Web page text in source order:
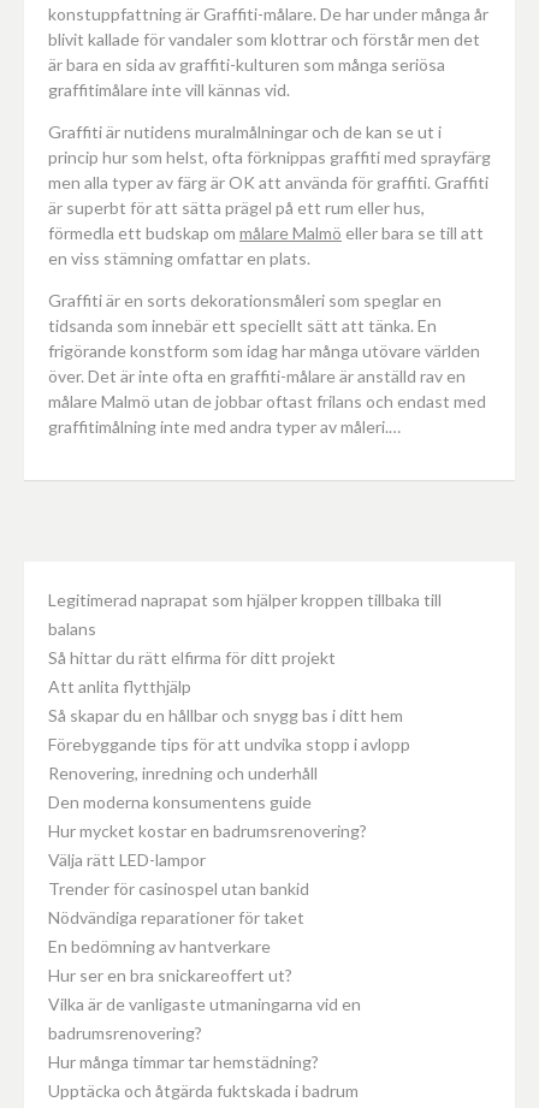
konstuppfattning är Graffiti-målare. De har under många år
blivit kallade för vandaler som klottrar och förstår men det
är bara en sida av graffiti-kulturen som många seriösa
graffitimålare inte vill kännas vid.
Graffiti är nutidens muralmålningar och de kan se ut i
princip hur som helst, ofta förknippas graffiti med sprayfärg
men alla typer av färg är OK att använda för graffiti. Graffiti
är superbt för att sätta prägel på ett rum eller hus,
förmedla ett budskap om målare Malmö eller bara se till att
en viss stämning omfattar en plats.
Graffiti är en sorts dekorationsmåleri som speglar en
tidsanda som innebär ett speciellt sätt att tänka. En
frigörande konstform som idag har många utövare världen
över. Det är inte ofta en graffiti-målare är anställd rav en
målare Malmö utan de jobbar oftast frilans och endast med
graffitimålning inte med andra typer av måleri.…
Legitimerad naprapat som hjälper kroppen tillbaka till
balans
Så hittar du rätt elfirma för ditt projekt
Att anlita flytthjälp
Så skapar du en hållbar och snygg bas i ditt hem
Förebyggande tips för att undvika stopp i avlopp
Renovering, inredning och underhåll
Den moderna konsumentens guide
Hur mycket kostar en badrumsrenovering?
Välja rätt LED-lampor
Trender för casinospel utan bankid
Nödvändiga reparationer för taket
En bedömning av hantverkare
Hur ser en bra snickareoffert ut?
Vilka är de vanligaste utmaningarna vid en
badrumsrenovering?
Hur många timmar tar hemstädning?
Upptäcka och åtgärda fuktskada i badrum